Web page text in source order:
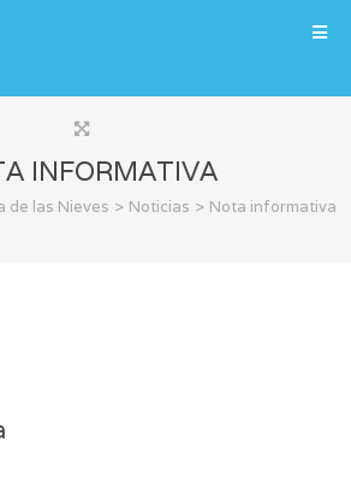
INFORMATIVA
de las Nieves > Noticias > Nota informativa